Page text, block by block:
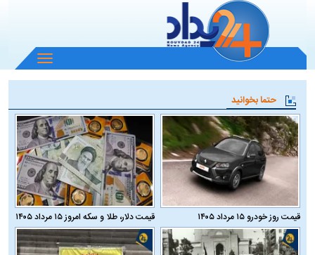
باز
و
منو
حتما بخوانید
قیمت روز خودرو ۱۵ مرداد ۱۴۰۵ قیمت دلار، طلا و سکه امروز ۱۵ مرداد ۱۴۰۵